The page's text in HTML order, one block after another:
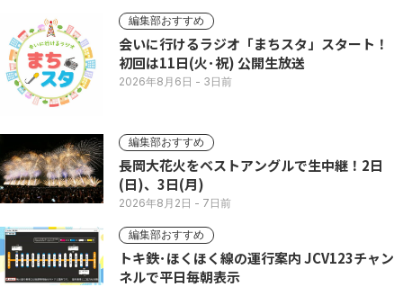
編集部おすすめ
会いに行けるラジオ「まちスタ」スタート！
初回は11日(火･祝) 公開生放送
2026年8月6日 - 3日前
編集部おすすめ
長岡大花火をベストアングルで生中継！2日
(日)、3日(月)
2026年8月2日 - 7日前
編集部おすすめ
トキ鉄･ほくほく線の運行案内 JCV123チャン
ネルで平日毎朝表示